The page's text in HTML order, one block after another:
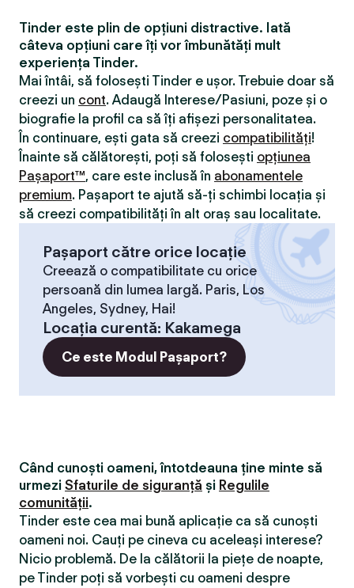
Tinder este plin de opțiuni distractive. Iată
câteva opțiuni care îți vor îmbunătăți mult
experiența Tinder.
Mai întâi, să folosești Tinder e ușor. Trebuie doar să
creezi un cont. Adaugă Interese/Pasiuni, poze și o
biografie la profil ca să îți afișezi personalitatea.
În continuare, ești gata să creezi compatibilităţi!
Înainte să călătorești, poți să folosești opțiunea
Pașaport™, care este inclusă în abonamentele
premium. Pașaport te ajută să-ți schimbi locația și
să creezi compatibilităţi în alt oraș sau localitate.
Pașaport către orice locație
Creează o compatibilitate cu orice
persoană din lumea largă. Paris, Los
Angeles, Sydney, Hai!
Locaţia curentă: Kakamega
Ce este Modul Pașaport?
Când cunoști oameni, întotdeauna ține minte să
urmezi Sfaturile de siguranță și Regulile
comunității.
Tinder este cea mai bună aplicație ca să cunoști
oameni noi. Cauți pe cineva cu aceleași interese?
Nicio problemă. De la călătorii la piețe de noapte,
pe Tinder poți să vorbești cu oameni despre